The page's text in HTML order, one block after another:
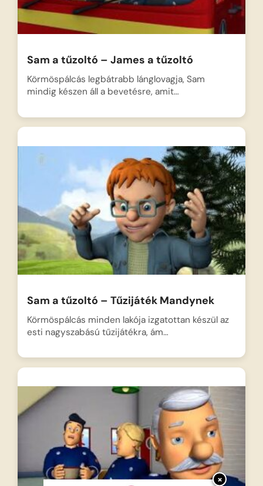
×
Sam a tűzoltó – James a tűzoltó
Körmöspálcás legbátrabb lánglovagja, Sam
mindig készen áll a bevetésre, amit…
Sam a tűzoltó – Tűzijáték Mandynek
Körmöspálcás minden lakója izgatottan készül az
esti nagyszabású tűzijátékra, ám…